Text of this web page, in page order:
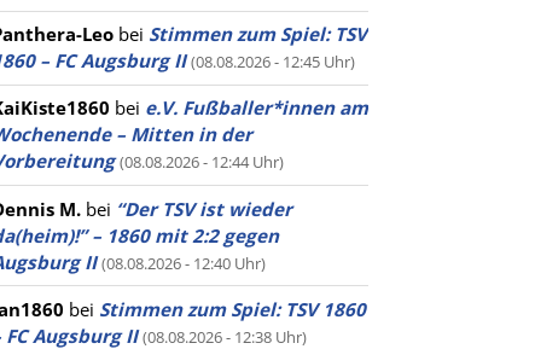
Leo bei Stimmen zum Spiel: TSV
– FC Augsburg II (08.08.2026 - 12:45 Uhr)
bei e.V. Fußballer*innen am
– Mitten in der
(08.08.2026 - 12:44 Uhr)
M. bei “Der TSV ist wieder
– 1860 mit 2:2 gegen
II (08.08.2026 - 12:40 Uhr)
bei Stimmen zum Spiel: TSV 1860
FC Augsburg II (08.08.2026 - 12:38 Uhr)